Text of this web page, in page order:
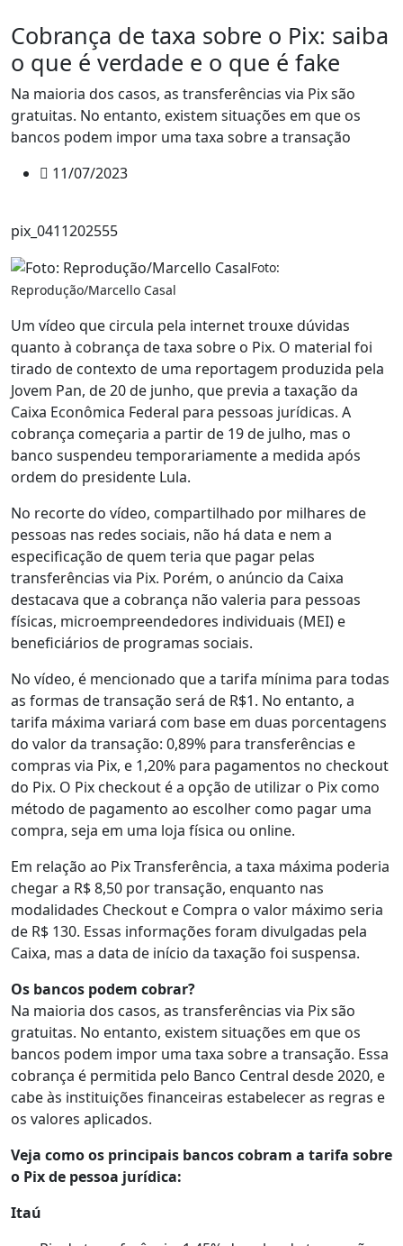
Cobrança de taxa sobre o Pix: saiba
o que é verdade e o que é fake
Na maioria dos casos, as transferências via Pix são
gratuitas. No entanto, existem situações em que os
bancos podem impor uma taxa sobre a transação
11/07/2023
pix_0411202555
Foto:
Reprodução/Marcello Casal
Um vídeo que circula pela internet trouxe dúvidas
quanto à cobrança de taxa sobre o Pix. O material foi
tirado de contexto de uma reportagem produzida pela
Jovem Pan, de 20 de junho, que previa a taxação da
Caixa Econômica Federal para pessoas jurídicas. A
cobrança começaria a partir de 19 de julho, mas o
banco suspendeu temporariamente a medida após
ordem do presidente Lula.
No recorte do vídeo, compartilhado por milhares de
pessoas nas redes sociais, não há data e nem a
especificação de quem teria que pagar pelas
transferências via Pix. Porém, o anúncio da Caixa
destacava que a cobrança não valeria para pessoas
físicas, microempreendedores individuais (MEI) e
beneficiários de programas sociais.
No vídeo, é mencionado que a tarifa mínima para todas
as formas de transação será de R$1. No entanto, a
tarifa máxima variará com base em duas porcentagens
do valor da transação: 0,89% para transferências e
compras via Pix, e 1,20% para pagamentos no checkout
do Pix. O Pix checkout é a opção de utilizar o Pix como
método de pagamento ao escolher como pagar uma
compra, seja em uma loja física ou online.
Em relação ao Pix Transferência, a taxa máxima poderia
chegar a R$ 8,50 por transação, enquanto nas
modalidades Checkout e Compra o valor máximo seria
de R$ 130. Essas informações foram divulgadas pela
Caixa, mas a data de início da taxação foi suspensa.
Os bancos podem cobrar?
Na maioria dos casos, as transferências via Pix são
gratuitas. No entanto, existem situações em que os
bancos podem impor uma taxa sobre a transação. Essa
cobrança é permitida pelo Banco Central desde 2020, e
cabe às instituições financeiras estabelecer as regras e
os valores aplicados.
Veja como os principais bancos cobram a tarifa sobre
o Pix de pessoa jurídica:
Itaú